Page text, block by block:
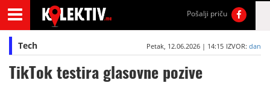
Pošalji priču
Tech Petak, 12.06.2026 | 14:15 IZVOR: dan
TikTok testira glasovne pozive